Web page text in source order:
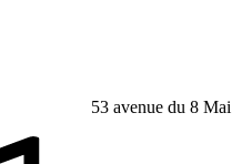
53 avenue du 8 Mai